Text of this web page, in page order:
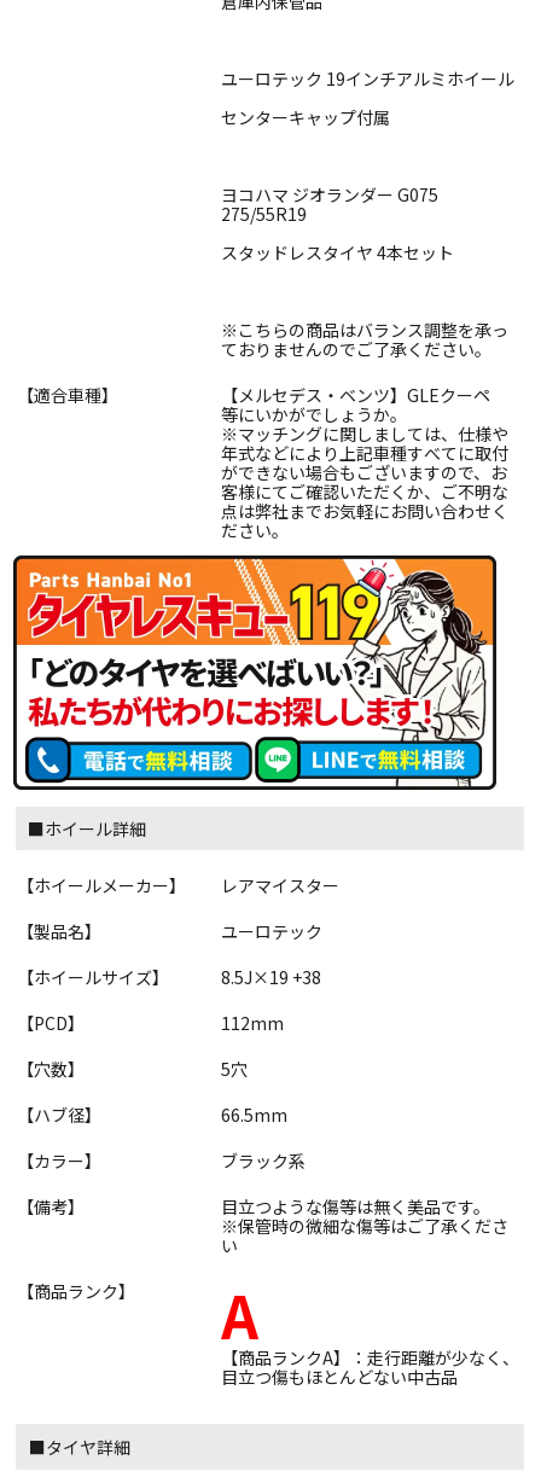
ユーロテック 19インチアルミホイール
センターキャップ付属
ヨコハマ ジオランダー G075
275/55R19
スタッドレスタイヤ 4本セット
※こちらの商品はバランス調整を承っ
ておりませんのでご了承ください。
【適合車種】
【メルセデス・ベンツ】GLEクーペ
等にいかがでしょうか。
※マッチングに関しましては、仕様や
年式などにより上記車種すべてに取付
ができない場合もございますので、お
客様にてご確認いただくか、ご不明な
点は弊社までお気軽にお問い合わせく
ださい。
■ホイール詳細
【ホイールメーカー】
レアマイスター
【製品名】
ユーロテック
【ホイールサイズ】
8.5J×19 +38
【PCD】
112mm
【穴数】
5穴
【ハブ径】
66.5mm
【カラー】
ブラック系
【備考】
目立つような傷等は無く美品です。
※保管時の微細な傷等はご了承くださ
い
【商品ランク】
A
【商品ランクA】：走行距離が少なく、
目立つ傷もほとんどない中古品
■タイヤ詳細